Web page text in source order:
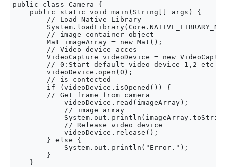
public class Camera {
    public static void main(String[] args) {
        // Load Native Library
        // image container object
        Mat imageArray = new Mat();
        // Video device acces
VideoCapture videoDevice = new
// 0:Start default video device 1,2 etc
        videoDevice.open(0);
        // is contected
        if (videoDevice.isOpened()) {
        // Get frame from camera
            videoDevice.read(imageArray);
            // image array
            // Release video device
            videoDevice.release();
        } else {
            System.out.println("Error.");
        }
    }